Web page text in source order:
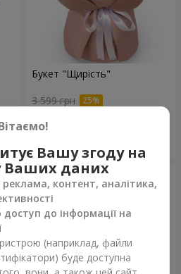
Букет "Щирість"
3 599 грн
Вашу згоду на
Ваших даних
реклама, контент, аналітика,
до інформації на
(наприклад, файли
буде доступна